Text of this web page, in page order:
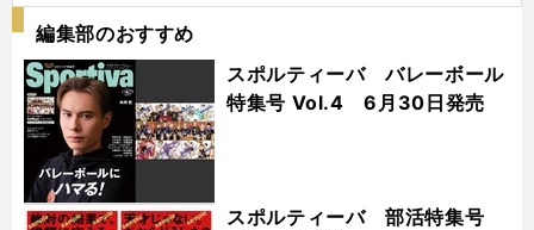
編集部のおすすめ
スポルティーバ バレーボール
特集号 Vol.4 6月30日発売
スポルティーバ 部活特集号